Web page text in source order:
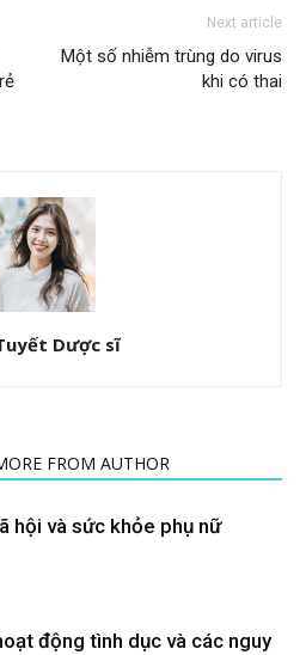
Next article
Một số nhiễm trùng do virus
khi có thai
Dược sĩ
FROM AUTHOR
hội và sức khỏe phụ nữ
động tình dục và các nguy